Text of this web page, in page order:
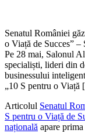
Senatul României
o Viață de Succes” –
Pe 28 mai, Salonul
specialiști, lideri din
businessului
„10 S pentru o
Articolul Senatul
S pentru o Viață de
națională apare